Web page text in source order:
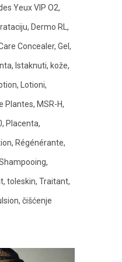
Yeux VIP O2
Dermo RL
Concealer Gel
Istaknuti kože
Lotioni
Plantes MSR-H
Placenta
Régénérante
toleskin Traitant
čišćenje